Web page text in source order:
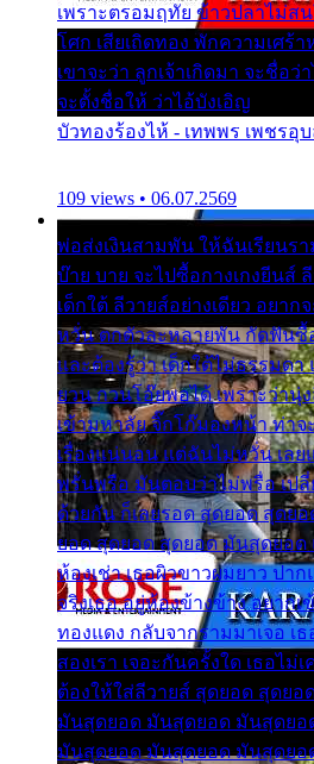
เพราะตรอมฤทัย ข้าวปลาไม่ส
โศก เสียเถิดทอง พักความเศร้
เขาจะว่า ลูกเจ้าเกิดมา จะชื่อว่
จะตั้งชื่อให้ ว่าไอ้บังเอิญ
บัวทองร้องไห้ - เทพพร เพชรอุ
109 views • 06.07.2569
พ่อส่งเงินสามพัน ให้ฉันเรียนร
บ๊าย บาย จะไปซื้อกางเกงยีนส์
เด็กใต้ ลีวายส์อย่างเดียว อยาก
หวั่น ตกตัวละหลายพัน กัดฟันซื้
และต้องรู้ว่า เด็กใต้ไม่ธรรมดา
ยวน กวนโอ๊ยพอได้ เพราะว่านุ่
เข้ามหาลัย จิ๊กโก๊มองหน้า ท่า
เรื่องแน่นอน แต่ฉันไม่หวั่น เล
พรั่นพรือ มันตอบว่าไม่พรื่อ เปลี่
ด้วยกัน ก็เลยรอด สุดยอด สุดย
ยอด สุดยอด สุดยอด มันสุดยอ
ห้องเช่า เธอผิวขาวผมยาว ปา
จริงเธอ อยู่ห้องข้างข้าง อยาก
ทองแดง กลับจากรามมาเจอ
สองเรา เจอะกันครั้งใด เธอไม่
ต้องให้ใส่ลีวายส์ สุดยอด สุดย
มันสุดยอด มันสุดยอด มันสุดย
มันสุดยอด มันสุดยอด มันสุดย